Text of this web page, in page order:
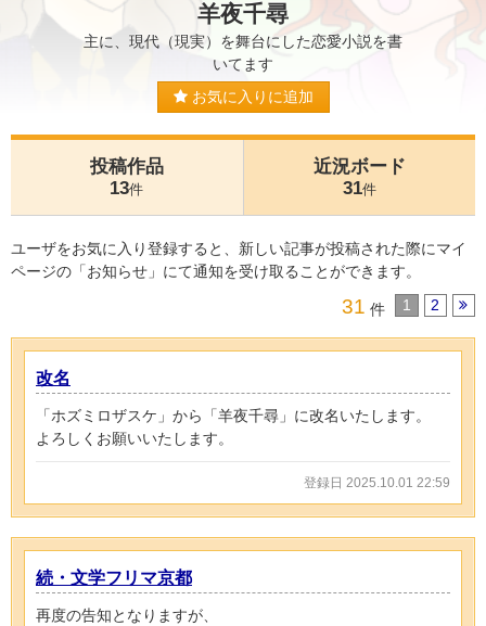
羊夜千尋
主に、現代（現実）を舞台にした恋愛小説を書
いてます
お気に入りに追加
投稿作品
13件
近況ボード
31件
ユーザをお気に入り登録すると、新しい記事が投稿された際にマイ
ページの「お知らせ」にて通知を受け取ることができます。
31 件 1 2
改名
「ホズミロザスケ」から「羊夜千尋」に改名いたします。
よろしくお願いいたします。
登録日 2025.10.01 22:59
続・文学フリマ京都
再度の告知となりますが、